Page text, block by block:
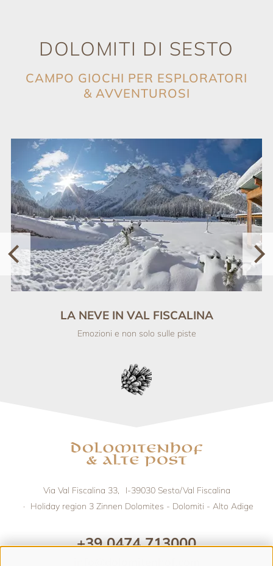
DOLOMITI DI SESTO
CAMPO GIOCHI PER ESPLORATORI
& AVVENTUROSI
LA NEVE IN VAL FISCALINA
Emozioni e non solo sulle piste
Via Val Fiscalina 33, I-39030 Sesto/Val Fiscalina
·
Holiday region 3 Zinnen Dolomites - Dolomiti - Alto Adige
+39 0474 713000